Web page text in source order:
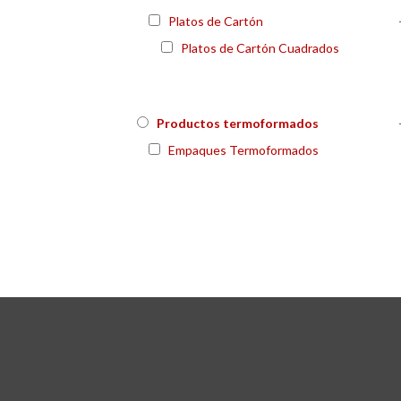
Platos de Cartón
Platos de Cartón Cuadrados
Productos termoformados
Empaques Termoformados